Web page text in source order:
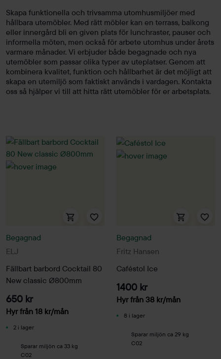
Skapa funktionella och trivsamma utomhusmiljöer med
hållbara utemöbler. Med rätt möbler kan en terrass, balkong
eller innergård bli en given plats för lunchraster, pauser och
informella möten, men också för arbete utomhus under årets
varmare månader. Vi erbjuder både begagnade och nya
utemöbler som passar olika typer av uteplatser. Genom att
kombinera kvalitet, funktion och hållbarhet är det möjligt att
skapa en utemiljö som faktiskt används i vardagen. Kontakta
oss så hjälper vi till att hitta rätt utemöbler för er arbetsplats.
ELJ
Begagnad
Fällbart barbord Cocktail 80
New classic Ø800mm
650 kr
Hyr från 18 kr/mån
2 i lager
Sparar miljön ca 33 kg
C02
Fritz Hansen
Begagnad
Caféstol Ice
1400 kr
Hyr från 38 kr/mån
8 i lager
Sparar miljön ca 29 kg
C02